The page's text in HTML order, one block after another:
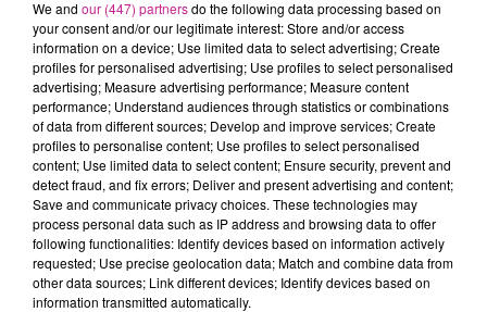
produira le 1er juillet au Stade Vélodrome à Marseille prêtera
sa voix à... une pizza avec des lunettes de soleil. Ce
personnage, décrit comme "naturellement cool et mystérieux,
fait partie d'une petite mais formidable communauté de
jouets oubliés
Pour les voix françaises, nous retrouverons la haut-rhinoise
Laura Felpin, Jonathan Cohen,, Jean Pascal Zadi ou encore
Marine Leonardi. Là aussi du beau monde !
Ce film animé Toy Story 5 sortira le 17 juin.
TITRES DIFFUSÉS Voir plus
We and our (447) partnersdo the following data processing based on
your consent and/or our legitimate interest: Store and/or access
information on a device; Use limited data to select advertising; Create
profiles for personalised advertising; Use profiles to select personalised
advertising; Measure advertising performance; Measure content
performance; Understand audiences through statistics or combinations
of data from different sources; Develop and improve services; Create
profiles to personalise content; Use profiles to select personalised
content; Use limited data to select content; Ensure security, prevent and
detect fraud, and fix errors; Deliver and present advertising and content;
Save and communicate privacy choices. These technologies may
process personal data such as IP address and browsing data to offer
following functionalities: Identify devices based on information actively
requested; Use precise geolocation data; Match and combine data from
other data sources; Link different devices; Identify devices based on
information transmitted automatically.